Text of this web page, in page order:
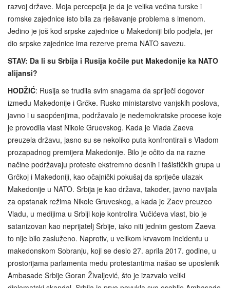
razvoj države. Moja percepcija je da je velika većina turske i
romske zajednice isto bila za rješavanje problema s imenom.
Jedino je još kod srpske zajednice u Makedoniji bilo podjela, jer
dio srpske zajednice ima rezerve prema NATO savezu.
STAV: Da li su Srbija i Rusija kočile put Makedonije ka NATO
alijansi?
HODŽIĆ: Rusija se trudila svim snagama da spriječi dogovor
između Makedonije i Grčke. Rusko ministarstvo vanjskih poslova,
javno i u saopćenjima, podržavalo je nedemokratske procese koje
je provodila vlast Nikole Gruevskog. Kada je Vlada Zaeva
preuzela državu, jasno su se nekoliko puta konfrontirali s Vladom
prozapadnog premijera Makedonije. Bilo je očito da na razne
načine podržavaju proteste ekstremno desnih i fašističkih grupa u
Grčkoj i Makedoniji, kao očajnički pokušaj da spriječe ulazak
Makedonije u NATO. Srbija je kao država, također, javno navijala
za opstanak režima Nikole Gruveskog, a kada je Zaev preuzeo
Vladu, u medijima u Srbiji koje kontrolira Vučićeva vlast, bio je
satanizovan kao neprijatelj Srbije, iako niti jednim gestom Zaeva
to nije bilo zasluženo. Naprotiv, u velikom krvavom incidentu u
makedonskom Sobranju, koji se desio 27. aprila 2017. godine, u
prostorijama parlamenta među protestantima našao se uposlenik
Ambasade Srbije Goran Živaljević, što je izazvalo veliki